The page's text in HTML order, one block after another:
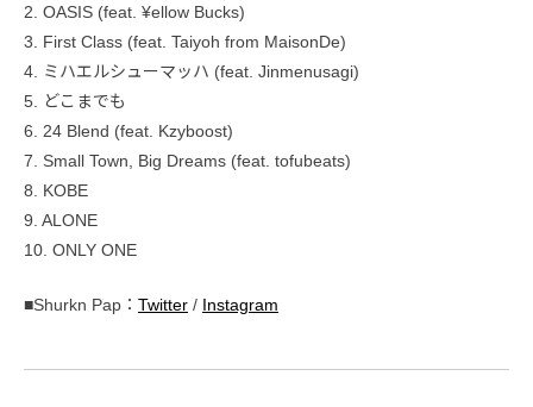
2. OASIS (feat. ¥ellow Bucks)
3. First Class (feat. Taiyoh from MaisonDe)
4. ミハエルシューマッハ (feat. Jinmenusagi)
5. どこまでも
6. 24 Blend (feat. Kzyboost)
7. Small Town, Big Dreams (feat. tofubeats)
8. KOBE
9. ALONE
10. ONLY ONE
■Shurkn Pap： Twitter / Instagram